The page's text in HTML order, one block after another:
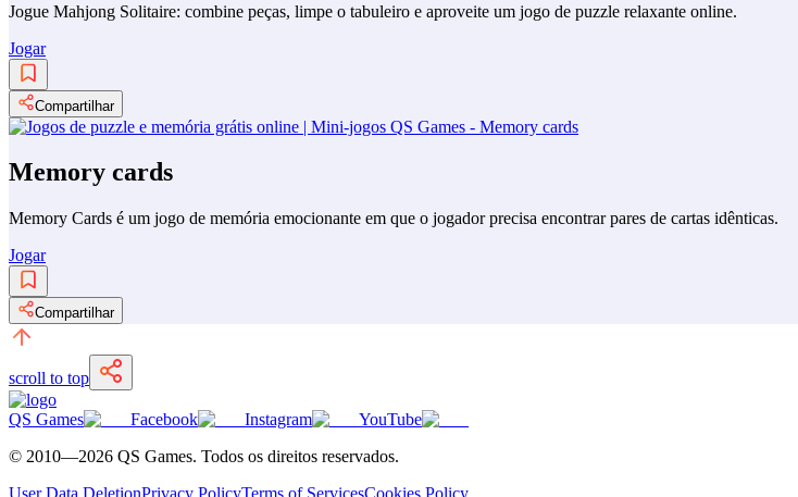
Jogue Mahjong Solitaire: combine peças, limpe o tabuleiro e aproveite um jogo de puzzle relaxante online.
Jogar
Compartilhar
Memory cards
Memory Cards é um jogo de memória emocionante em que o jogador precisa encontrar pares de cartas idênticas.
Jogar
Compartilhar
scroll to top
QS Games Facebook Instagram
YouTube
© 2010—2026 QS Games. Todos os direitos reservados.